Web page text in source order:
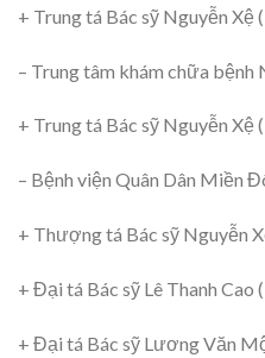
+ Trung tá Bác sỹ Nguyễn Xệ
– Trung tâm khám chữa bệnh
+ Trung tá Bác sỹ Nguyễn
– Bệnh viện Quân Dân Miền
+ Thượng tá Bác sỹ Nguyễn
+ Đại tá Bác sỹ Lê Thanh
+ Đại tá Bác sỹ Lương Văn